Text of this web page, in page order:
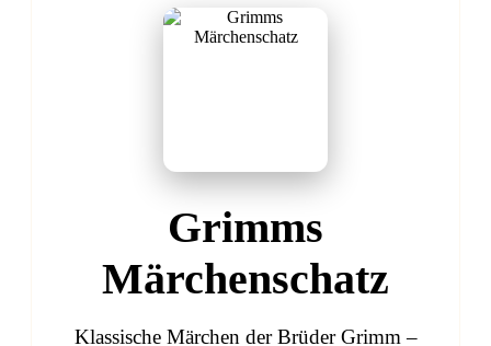
Grimms
Märchenschatz
Klassische Märchen der Brüder Grimm –